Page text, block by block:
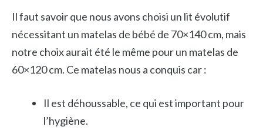
Il faut savoir que nous avons choisi un lit évolutif
nécessitant un matelas de bébé de 70×140 cm, mais
notre choix aurait été le même pour un matelas de
60×120 cm. Ce matelas nous a conquis car :
Il est déhoussable, ce qui est important pour
l’hygiène.